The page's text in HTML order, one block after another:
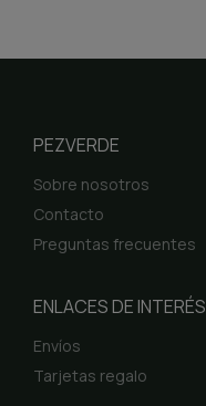
PEZVERDE
Sobre nosotros
Contacto
Preguntas frecuentes
ENLACES DE INTERÉS
Envíos
Tarjetas regalo